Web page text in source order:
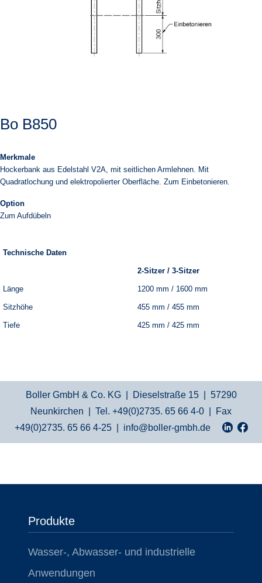
Bo B850
Merkmale
Hockerbank aus Edelstahl V2A, mit seitlichen Armlehnen. Mit
Quadratlochung und elektropolierter Oberfläche. Zum Einbetonieren.
Option
Zum Aufdübeln
Technische Daten
2-Sitzer / 3-Sitzer
Länge 1200 mm / 1600 mm
Sitzhöhe 455 mm / 455 mm
Tiefe 425 mm / 425 mm
Boller GmbH & Co. KG | Dieselstraße 15 | 57290
Neunkirchen | Tel. +49(0)2735. 65 66 4-0 | Fax
+49(0)2735. 65 66 4-25 | info@boller-gmbh.de
Produkte
Wasser-, Abwasser- und industrielle
Anwendungen